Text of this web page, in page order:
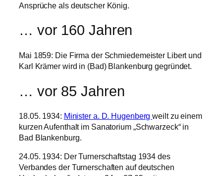
Ansprüche als deutscher König.
… vor 160 Jahren
Mai 1859: Die Firma der Schmiedemeister Libert und
Karl Krämer wird in (Bad) Blankenburg gegründet.
… vor 85 Jahren
18.05. 1934: Minister a. D. Hugenbergweilt zu einem
kurzen Aufenthalt im Sanatorium „Schwarzeck“ in
Bad Blankenburg.
24.05. 1934: Der Turnerschaftstag 1934 des
Verbandes der Turnerschaften auf deutschen